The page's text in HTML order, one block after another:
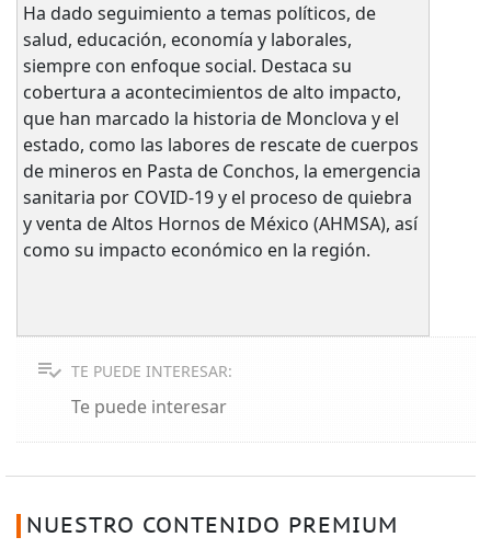
Ha dado seguimiento a temas políticos, de
salud, educación, economía y laborales,
siempre con enfoque social. Destaca su
cobertura a acontecimientos de alto impacto,
que han marcado la historia de Monclova y el
estado, como las labores de rescate de cuerpos
de mineros en Pasta de Conchos, la emergencia
sanitaria por COVID-19 y el proceso de quiebra
y venta de Altos Hornos de México (AHMSA), así
como su impacto económico en la región.
TE PUEDE INTERESAR:
Te puede interesar
NUESTRO CONTENIDO PREMIUM